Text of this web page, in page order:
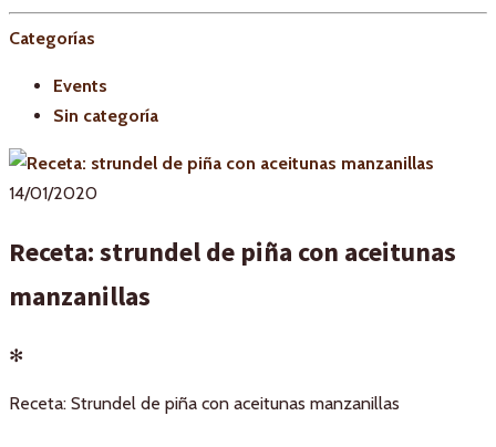
Categorías
Events
Sin categoría
14/01/2020
Receta: strundel de piña con aceitunas
manzanillas
✻
Receta: Strundel de piña con aceitunas manzanillas